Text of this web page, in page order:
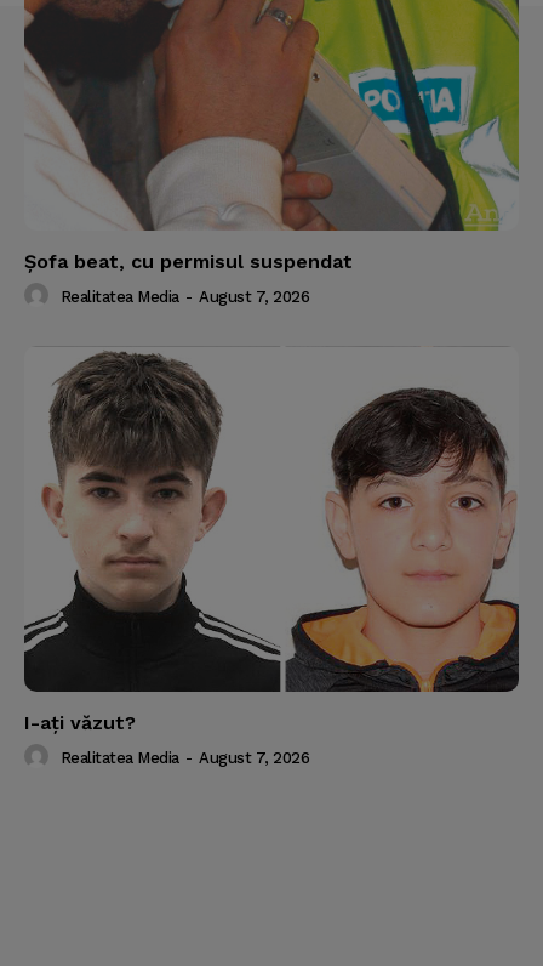
Şofa beat, cu permisul suspendat
Realitatea Media - August 7, 2026
I-aţi văzut?
Realitatea Media - August 7, 2026